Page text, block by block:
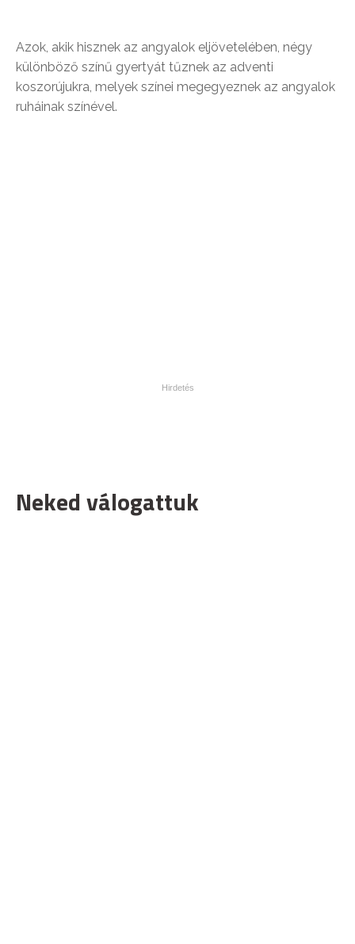
Azok, akik hisznek az angyalok eljövetelében, négy
különböző színű gyertyát tűznek az adventi
koszorújukra, melyek színei megegyeznek az angyalok
ruháinak színével.
Neked válogattuk